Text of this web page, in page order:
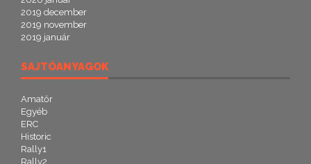
2019 december
2019 november
2019 január
SAJTÓANYAGOK
Amatőr
Egyéb
ERC
Historic
Rally1
Rally2